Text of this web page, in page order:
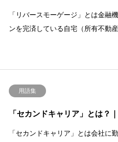
「リバースモーゲージ」とは金融
ンを完済している自宅（所有不動
用語集
「セカンドキャリア」とは？
「セカンドキャリア」とは会社に